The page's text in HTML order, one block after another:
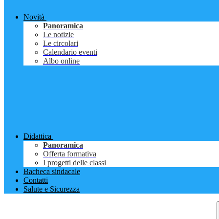
Novità
Panoramica
Le notizie
Le circolari
Calendario eventi
Albo online
Didattica
Panoramica
Offerta formativa
I progetti delle classi
Bacheca sindacale
Contatti
Salute e Sicurezza